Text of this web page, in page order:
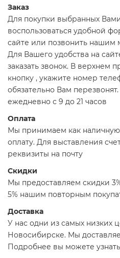
Заказ
Для покупки выбранных
воспользоваться удобной
сайте или позвонить нашим
Для Вашего удобства на
заказать звонок. В верхнем
кнопку , укажите номер
обязательно Вам
ежедневно с 9 до 21 часов
Оплата
Мы принимаем как
оплату. Для выставления
реквизиты на почту
Скидки
Мы предоставляем скидки
5% нашим повторным
Доставка
У нас одни из самых низких
Новосибирске. Мы
Подробнее вы можете узнать